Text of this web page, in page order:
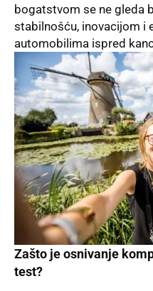
bogatstvom se ne gleda
stabilnošću, inovacijom i
automobilima ispred
Zašto je osnivanje
test?